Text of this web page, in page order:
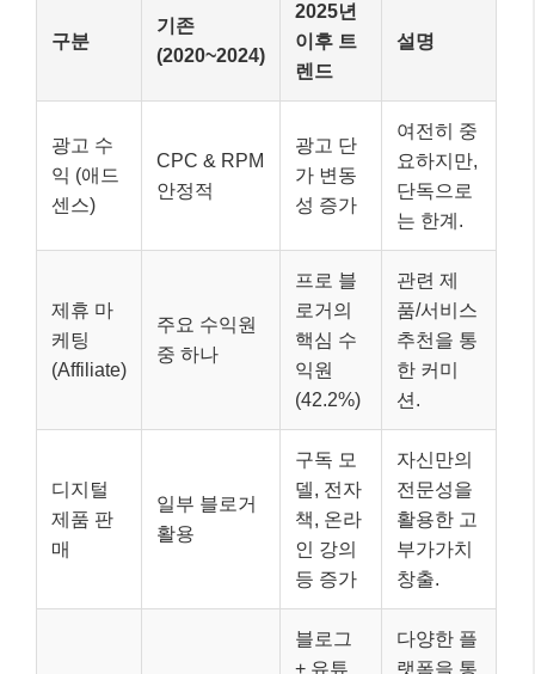
구분
기존
(2020~2024)
2025년
이후 트
렌드
설명
광고 수
익 (애드
센스)
CPC & RPM
안정적
광고 단
가 변동
성 증가
여전히 중
요하지만,
단독으로
는 한계.
제휴 마
케팅
(Affiliate)
주요 수익원
중 하나
프로 블
로거의
핵심 수
익원
(42.2%)
관련 제
품/서비스
추천을 통
한 커미
션.
디지털
제품 판
매
일부 블로거
활용
구독 모
델, 전자
책, 온라
인 강의
등 증가
자신만의
전문성을
활용한 고
부가가치
창출.
블로그
+ 유튜
다양한 플
랫폼을 통